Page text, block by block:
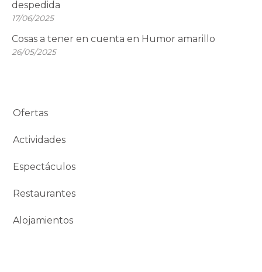
despedida
17/06/2025
Cosas a tener en cuenta en Humor amarillo
26/05/2025
Ofertas
Actividades
Espectáculos
Restaurantes
Alojamientos